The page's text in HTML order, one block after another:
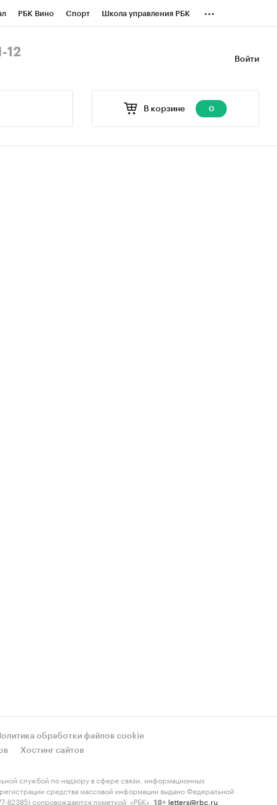
РБК Вино Спорт Школа управления РБК ...
Войти
12
В корзине 0
Политика обработки файлов cookie
Хостинг сайтов
службой по надзору в сфере связи, информационных
средства массовой информации выдано Федеральной
82385) сопровождаются пометкой «РБК».
18+ letters@rbc.ru